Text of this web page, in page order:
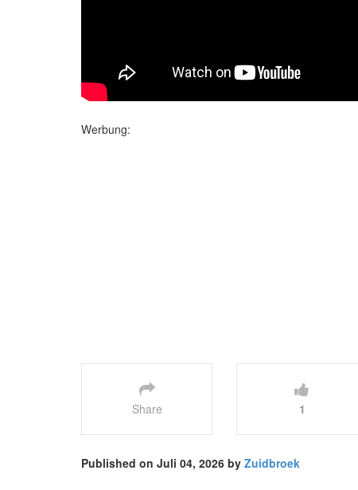
Werbung:
Share 1
Published on Juli 04, 2026 by Zuidbroek